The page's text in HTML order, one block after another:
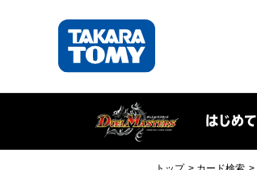
はじめ